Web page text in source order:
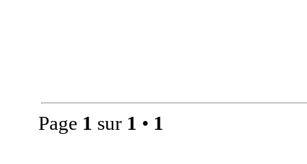
Page 1 sur 1 • 1